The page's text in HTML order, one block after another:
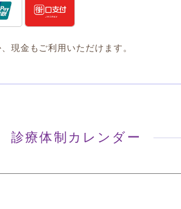
現金もご利用いただけます。
診療体制カレンダー